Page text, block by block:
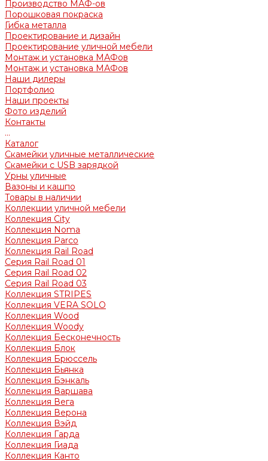
Производство МАФ-ов
Порошковая покраска
Гибка металла
Проектирование и дизайн
Проектирование уличной мебели
Монтаж и установка МАФов
Монтаж и установка МАФов
Наши дилеры
Портфолио
Наши проекты
Фото изделий
Контакты
...
Каталог
Скамейки уличные металлические
Скамейки с USB зарядкой
Урны уличные
Вазоны и кашпо
Товары в наличии
Коллекции уличной мебели
Коллекция City
Коллекция Noma
Коллекция Parco
Коллекция Rail Road
Серия Rail Road 01
Серия Rail Road 02
Серия Rail Road 03
Коллекция STRIPES
Коллекция VERA SOLO
Коллекция Wood
Коллекция Woody
Коллекция Бесконечность
Коллекция Блок
Коллекция Брюссель
Коллекция Бьянка
Коллекция Бэнкаль
Коллекция Варшава
Коллекция Вега
Коллекция Верона
Коллекция Вэйд
Коллекция Гарда
Коллекция Гиада
Коллекция Канто